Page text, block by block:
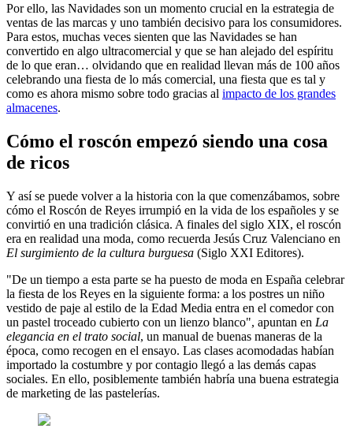
Por ello, las Navidades son un momento crucial en la estrategia de
ventas de las marcas y uno también decisivo para los consumidores.
Para estos, muchas veces sienten que las Navidades se han
convertido en algo ultracomercial y que se han alejado del espíritu
de lo que eran… olvidando que en realidad llevan más de 100 años
celebrando una fiesta de lo más comercial, una fiesta que es tal y
como es ahora mismo sobre todo gracias al impacto de los grandes
almacenes.
Cómo el roscón empezó siendo una cosa
de ricos
Y así se puede volver a la historia con la que comenzábamos, sobre
cómo el Roscón de Reyes irrumpió en la vida de los españoles y se
convirtió en una tradición clásica. A finales del siglo XIX, el roscón
era en realidad una moda, como recuerda Jesús Cruz Valenciano en
El surgimiento de la cultura burguesa (Siglo XXI Editores).
"De un tiempo a esta parte se ha puesto de moda en España celebrar
la fiesta de los Reyes en la siguiente forma: a los postres un niño
vestido de paje al estilo de la Edad Media entra en el comedor con
un pastel troceado cubierto con un lienzo blanco", apuntan en La
elegancia en el trato social, un manual de buenas maneras de la
época, como recogen en el ensayo. Las clases acomodadas habían
importado la costumbre y por contagio llegó a las demás capas
sociales. En ello, posiblemente también habría una buena estrategia
de marketing de las pastelerías.